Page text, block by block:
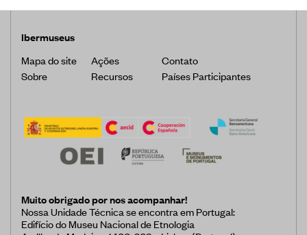
Ibermuseus
Mapa do site
Ações
Contato
Sobre
Recursos Países Participantes
Muito obrigado por nos acompanhar!
Nossa Unidade Técnica se encontra em Portugal:
Edifício do Museu Nacional de Etnologia